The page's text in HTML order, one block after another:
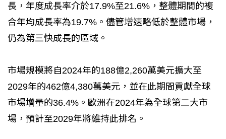
長，年度成長率介於17.9%至21.6%，整體期間的複
合年均成長率為19.7%。儘管增速略低於整體市場，
仍為第三快成長的區域。
市場規模將自2024年的188億2,260萬美元擴大至
2029年的462億4,380萬美元，並在此期間貢獻全球
市場增量的36.4%。歐洲在2024年為全球第二大市
場，預計至2029年將維持此排名。